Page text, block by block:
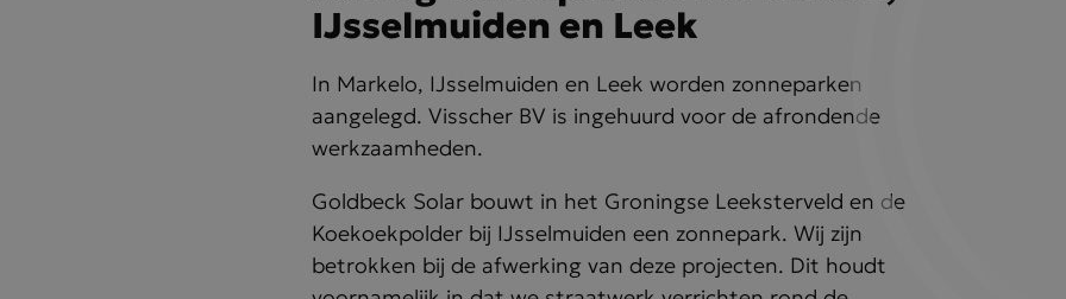
IJsselmuiden en Leek
In Markelo, IJsselmuiden en Leek worden zonneparken
aangelegd. Visscher BV is ingehuurd voor de afrondende
werkzaamheden.
Goldbeck Solar bouwt in het Groningse Leeksterveld en de
Koekoekpolder bij IJsselmuiden een zonnepark. Wij zijn
betrokken bij de afwerking van deze projecten. Dit houdt